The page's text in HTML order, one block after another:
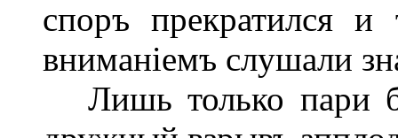
споръ прекратился
вниманіемъ слушали
Лишь только пари